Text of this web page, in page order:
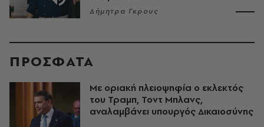
Δήμητρα Γκρους
ΠΡΟΣΦΑΤΑ
Με οριακή πλειοψηφία ο εκλεκτός
του Τραμπ, Τοντ Μπλανς,
αναλαμβάνει υπουργός Δικαιοσύνης